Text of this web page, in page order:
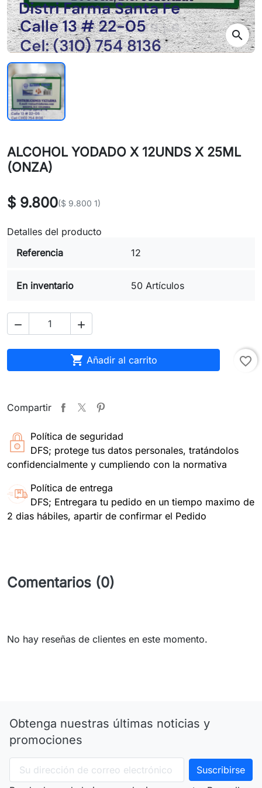
search
ALCOHOL YODADO X 12UNDS X 25ML
(ONZA)
$ 9.800($ 9.800 1)
Detalles del producto
Referencia
12
En inventario 50 Artículos
 
 Añadir al carrito favorite_border
Compartir
Política de seguridad
DFS; protege tus datos personales, tratándolos
confidencialmente y cumpliendo con la normativa
Política de entrega
DFS; Entregara tu pedido en un tiempo maximo de
2 dias hábiles, apartir de confirmar el Pedido
Comentarios (0)
No hay reseñas de clientes en este momento.
Obtenga nuestras últimas noticias y
promociones